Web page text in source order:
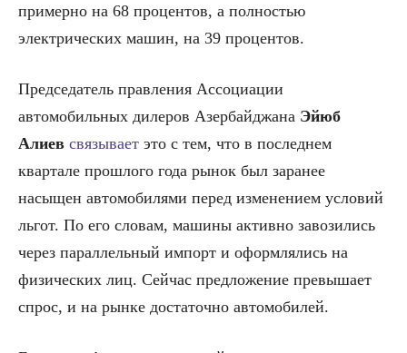
примерно на 68 процентов, а полностью
электрических машин, на 39 процентов.
Председатель правления Ассоциации
автомобильных дилеров Азербайджана Эйюб
Алиев связывает это с тем, что в последнем
квартале прошлого года рынок был заранее
насыщен автомобилями перед изменением условий
льгот. По его словам, машины активно завозились
через параллельный импорт и оформлялись на
физических лиц. Сейчас предложение превышает
спрос, и на рынке достаточно автомобилей.